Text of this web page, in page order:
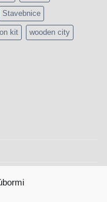
Stavebnice
kit wooden city